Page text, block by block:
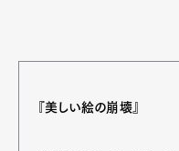
『美しい絵の崩壊』